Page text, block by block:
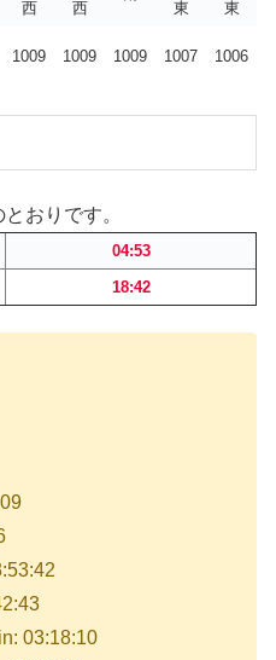
西 西
東
東
1009 1009 1009 1007 1006
おりです。
04:53
18:42
03:18:10